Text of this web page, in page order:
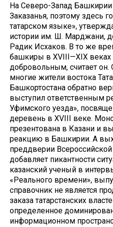
На Северо-Запад Башкирии
Заказанья, поэтому здесь
татарском языке»,
истории им. Ш. Марджани,
Радик Исхаков. В то же
башкиры в XVIII—XIX
добровольным, считает
многие жители востока
Башкортостана обратно
выступил ответственным
Уфимского уезда»,
деревень в XVIII веке.
презентована в Казани и
реакцию в Башкирии. А
преддверии
добавляет пикантности
казанский ученый в
«Реального времени»,
справочник не является
заказа татарстанских
определенное
информационном